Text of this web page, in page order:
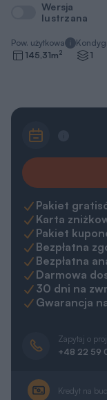
Wersja
lustrzana
Pow. użytkowa
145,31m2
1
Pakiet
Karta
Pakiet
Bezpłatna
Bezpłatna
Darmowa
30 dni na
Gwarancja
Zapytaj o
+48 22 59
Kredyt na